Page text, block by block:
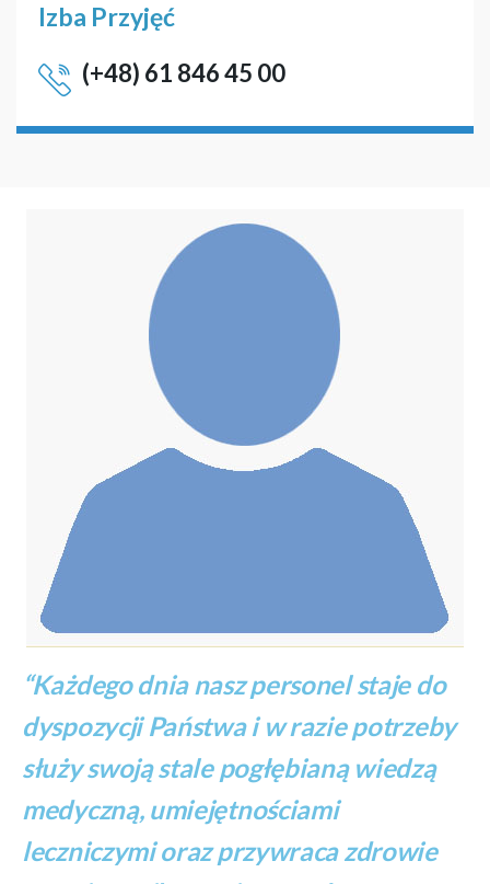
Izba Przyjęć
(+48) 61 846 45 00
“Każdego dnia nasz personel staje do
dyspozycji Państwa i w razie potrzeby
służy swoją stale pogłębianą wiedzą
medyczną, umiejętnościami
leczniczymi oraz przywraca zdrowie